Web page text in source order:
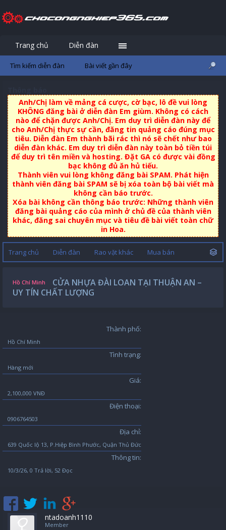
Anh/Chị làm về mảng cá cược, cờ bạc, lô đề vui lòng
KHÔNG đăng bài ở diễn đàn Em giùm. Không có cách
nào để chặn được Anh/Chị. Em duy trì diễn đàn này để
cho Anh/Chị thực sự cần, đăng tin quảng cáo đúng mục
tiêu. Diễn đàn Em thành bãi rác thì nó sẽ chết như bao
diễn đàn khác. Em duy trì diễn đàn này toàn bỏ tiền túi
để duy trì tên miền và hosting. Đặt GA có được vài đồng
bạc không đủ ăn hủ tiếu.
Thành viên vui lòng không đăng bài SPAM. Phát hiện
thành viên đăng bài SPAM sẽ bị xóa toàn bộ bài viết mà
không cần báo trước.
Xóa bài không cần thông báo trước: Những thành viên
đăng bài quảng cáo của mình ở chủ đề của thành viên
khác, đăng sai chuyên mục và tiêu đề bài viết toàn chữ
in Hoa.
Trang chủ Diễn đàn Rao vặt khác Mua bán
Hồ Chí Minh
CỬA NHỰA ĐÀI LOAN TẠI THUẬN AN –
UY TÍN CHẤT LƯỢNG
Thành phố:
Hồ Chí Minh
Tình trạng:
Hàng mới
Giá:
2,100,000 VNĐ
Điện thoại:
0906764503
Địa chỉ:
639 Quốc lộ 13, P.Hiệp Bình Phước, Quận Thủ Đức
Thông tin:
10/3/26, 0 Trả lời, 52 Đọc
ntadoanh1110
Member
Trang chủ Diễn đàn
Tìm kiếm diễn đàn Bài viết gần đây Đăng ký